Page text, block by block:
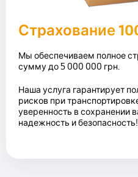
Страхование
Мы обеспечиваем полное
сумму до 5 000 000 грн.
Наша услуга гарантирует
рисков при
уверенность в сохранении
надежность и безопасность!